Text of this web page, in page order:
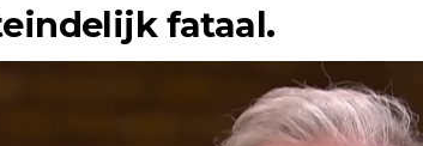
fataal.